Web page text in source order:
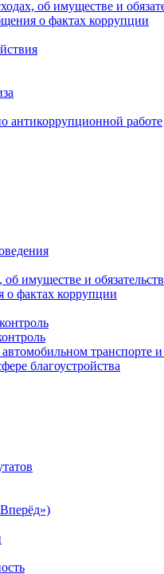
об имуществе и
о фактах коррупции
антикоррупционной работе
имуществе и
о фактах коррупции
транспорте
благоустройства